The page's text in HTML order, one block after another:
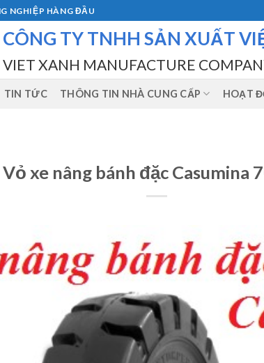
NGHIỆP HÀNG ĐẦU
CÔNG TY TNHH SẢN XUẤT
VIET XANH MANUFACTURE
TIN TỨC THÔNG TIN NHÀ CUNG CẤP HOẠT
Vỏ xe nâng bánh đặc Casumina